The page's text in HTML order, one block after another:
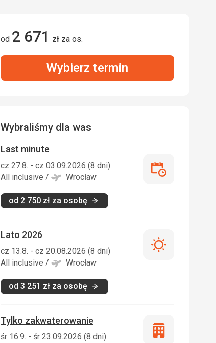
od 2 671 zł za os.
Wybierz termin
Wybraliśmy dla was
Last minute
cz 27.8. - cz 03.09.2026 (8 dni)
All inclusive / Wrocław
od 2 750 zł za osobę
Last
Lato 2026
cz 13.8. - cz 20.08.2026 (8 dni)
All inclusive / Wrocław
od 3 251 zł za osobę
Lato
Tylko zakwaterowanie
śr 16.9. - śr 23.09.2026 (8 dni)
Tylko